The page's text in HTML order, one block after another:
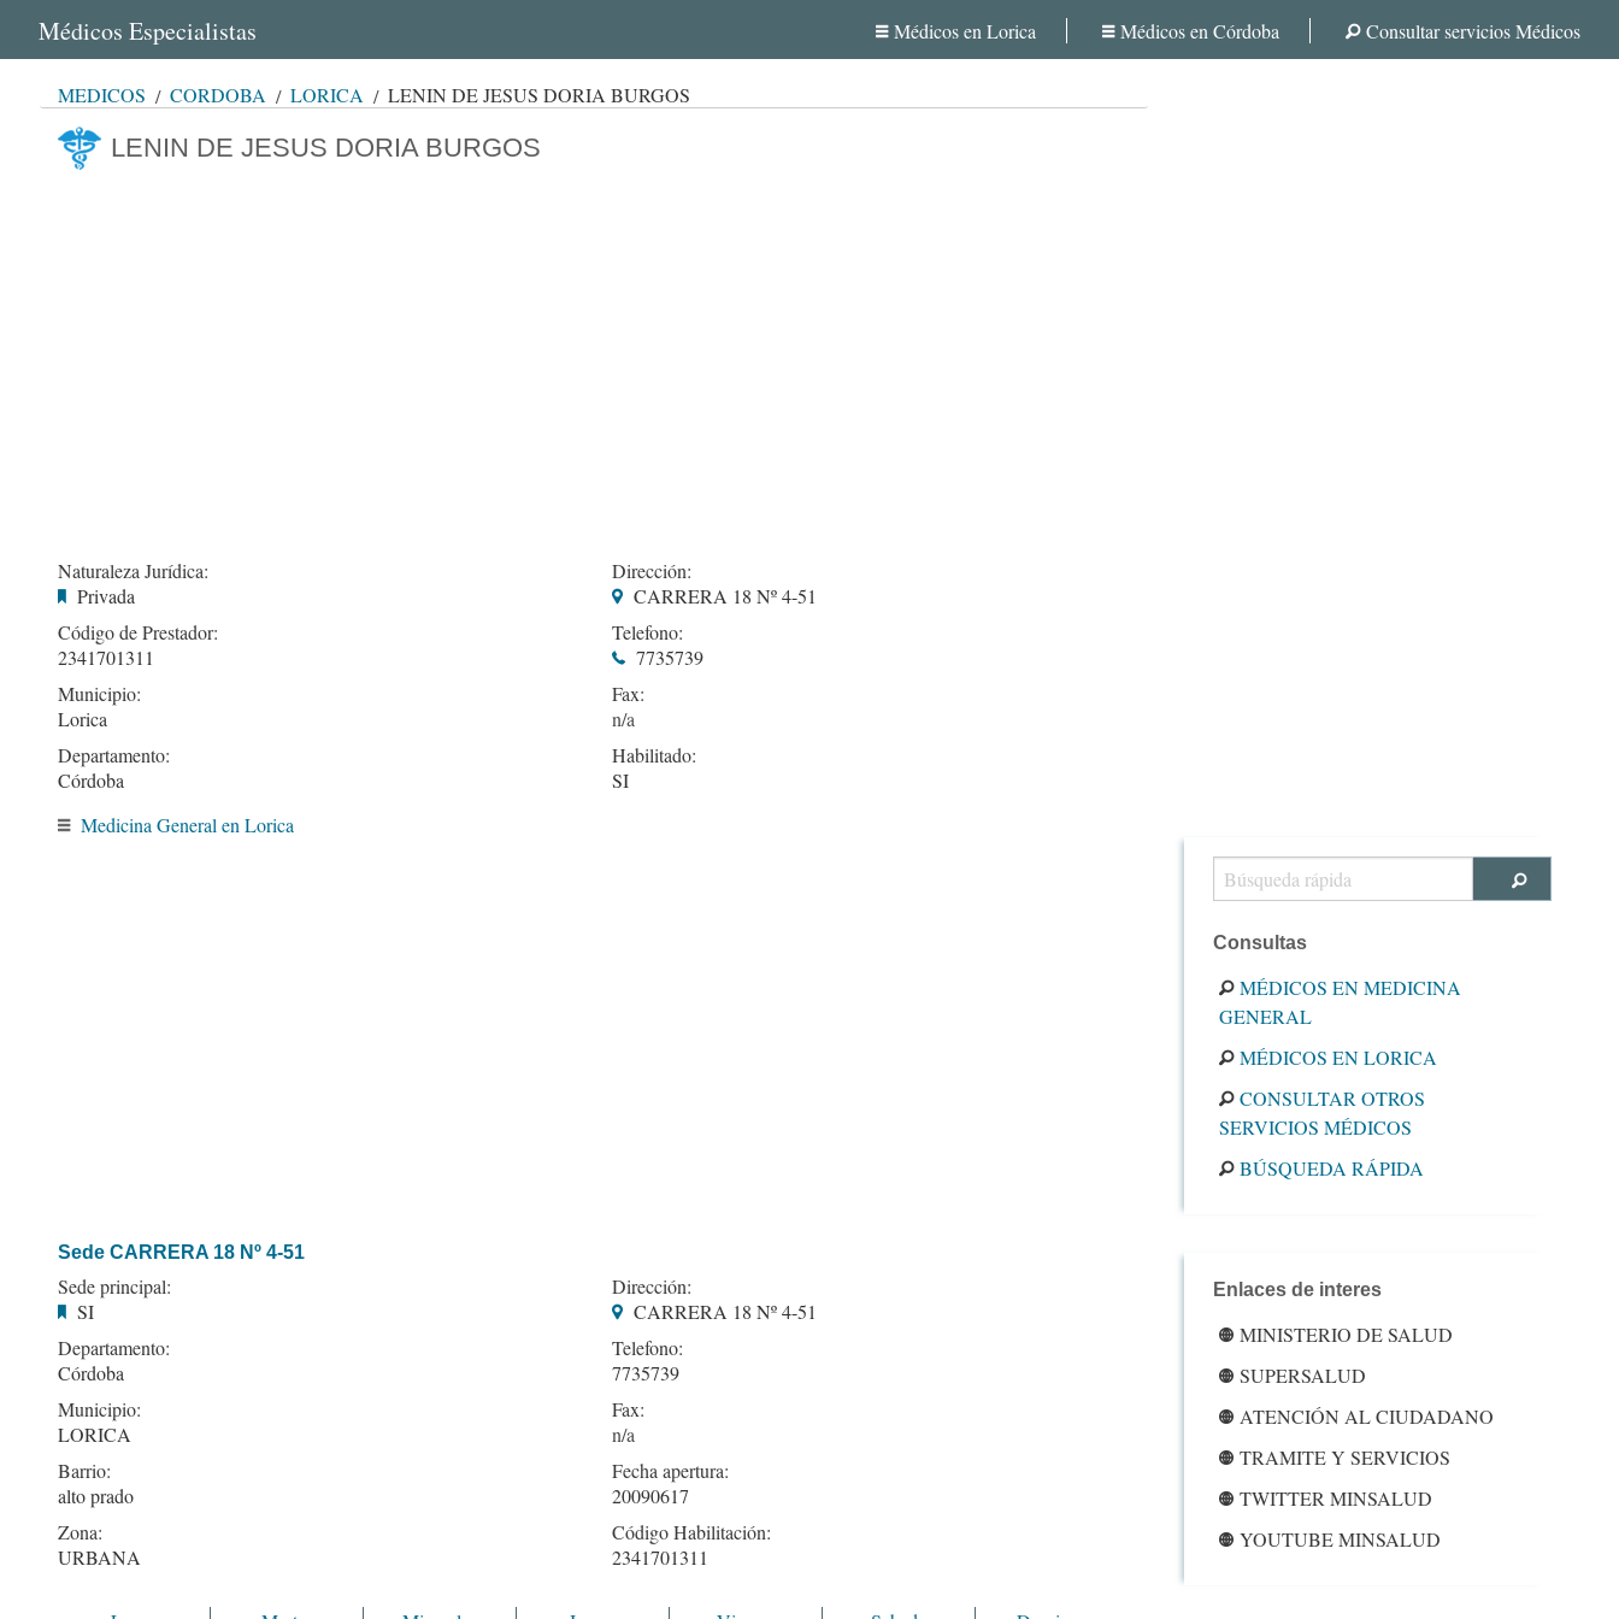
Médicos Especialistas Médicos en Lorica Médicos en Córdoba Consultar servicios Médicos
MÉDICOS CÓRDOBA LORICA LENIN DE JESUS DORIA BURGOS
LENIN DE JESUS DORIA BURGOS
Naturaleza Jurídica:
Privada
Código de Prestador:
2341701311
Municipio:
Lorica
Departamento:
Córdoba
Dirección:
CARRERA 18 Nº 4-51
Telefono:
7735739
Fax:
Habilitado:
SI
Medicina General en Lorica
Sede CARRERA 18 Nº 4-51
Sede principal:
SI
Departamento:
Córdoba
Municipio:
LORICA
Barrio:
alto prado
Zona:
URBANA
Dirección:
CARRERA 18 Nº 4-51
Telefono:
7735739
Fax:
Fecha apertura:
20090617
Código Habilitación:
2341701311
Consultas
MÉDICOS EN MEDICINA
GENERAL
MÉDICOS EN LORICA
CONSULTAR OTROS
SERVICIOS MÉDICOS
BÚSQUEDA RÁPIDA
Enlaces de interes
MINISTERIO DE SALUD
SUPERSALUD
ATENCIÓN AL CIUDADANO
TRAMITE Y SERVICIOS
TWITTER MINSALUD
YOUTUBE MINSALUD